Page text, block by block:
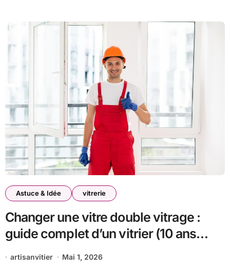
Astuce & Idée vitrerie
Changer une vitre double vitrage :
guide complet d’un vitrier (10 ans
d’expérience)
artisanvitier Mai 1, 2026